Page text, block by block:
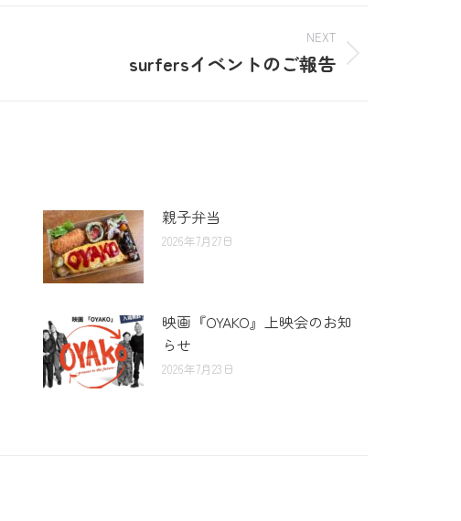
NEXT
surfersイベントのご報告
親子弁当
2026年7月27日
映画『OYAKO』上映会のお知
らせ
2026年7月23日